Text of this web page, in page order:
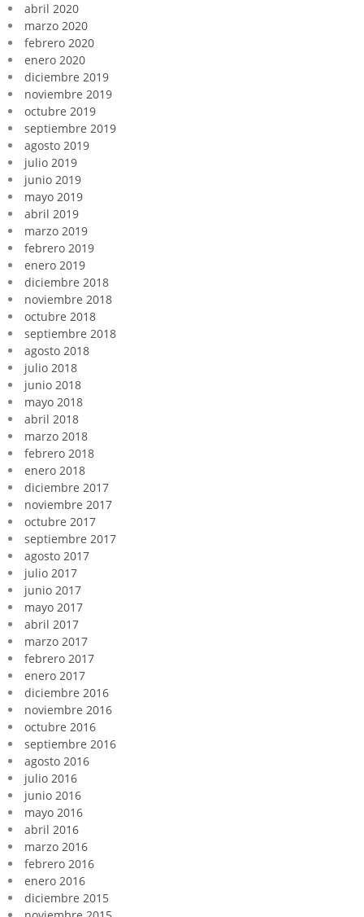
abril 2020
marzo 2020
febrero 2020
enero 2020
diciembre 2019
noviembre 2019
octubre 2019
septiembre 2019
agosto 2019
julio 2019
junio 2019
mayo 2019
abril 2019
marzo 2019
febrero 2019
enero 2019
diciembre 2018
noviembre 2018
octubre 2018
septiembre 2018
agosto 2018
julio 2018
junio 2018
mayo 2018
abril 2018
marzo 2018
febrero 2018
enero 2018
diciembre 2017
noviembre 2017
octubre 2017
septiembre 2017
agosto 2017
julio 2017
junio 2017
mayo 2017
abril 2017
marzo 2017
febrero 2017
enero 2017
diciembre 2016
noviembre 2016
octubre 2016
septiembre 2016
agosto 2016
julio 2016
junio 2016
mayo 2016
abril 2016
marzo 2016
febrero 2016
enero 2016
diciembre 2015